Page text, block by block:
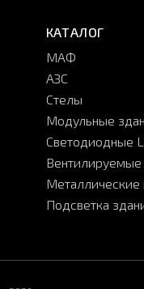
КАТАЛОГ
МАФ
АЗС
Стелы
Модульные
Светодиодные
Подсветка